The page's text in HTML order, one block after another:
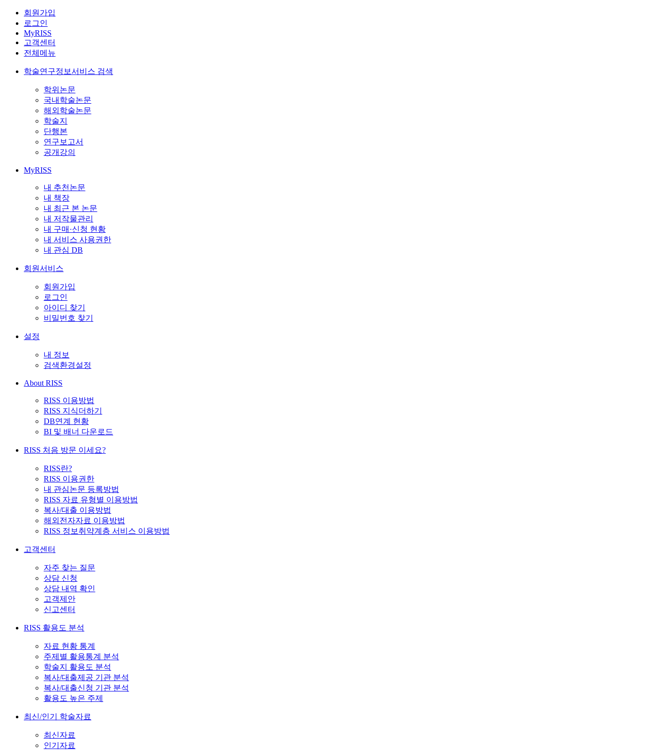
회원가입
로그인
MyRISS
고객센터
전체메뉴
학술연구정보서비스 검색
학위논문
국내학술논문
해외학술논문
학술지
단행본
연구보고서
공개강의
MyRISS
내 추천논문
내 책장
내 최근 본 논문
내 저작물관리
내 구매·신청 현황
내 서비스 사용권한
내 관심 DB
회원서비스
회원가입
로그인
아이디 찾기
비밀번호 찾기
설정
내 정보
검색환경설정
About RISS
RISS 이용방법
RISS 지식더하기
DB연계 현황
BI 및 배너 다운로드
RISS 처음 방문 이세요?
RISS란?
RISS 이용권한
내 관심논문 등록방법
RISS 자료 유형별 이용방법
복사/대출 이용방법
해외전자자료 이용방법
RISS 정보취약계층 서비스 이용방법
고객센터
자주 찾는 질문
상담 신청
상담 내역 확인
고객제안
신고센터
RISS 활용도 분석
자료 현황 통계
주제별 활용통계 분석
학술지 활용도 분석
복사/대출제공 기관 분석
복사/대출신청 기관 분석
활용도 높은 주제
최신/인기 학술자료
최신자료
인기자료